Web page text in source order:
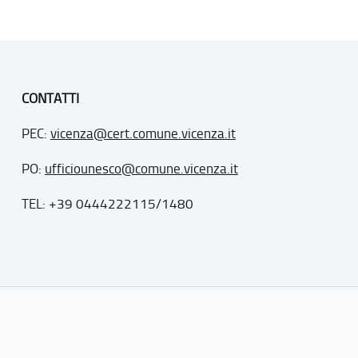
CONTATTI
PEC: vicenza@cert.comune.vicenza.it
PO: ufficiounesco@comune.vicenza.it
TEL: +39 0444222115/1480